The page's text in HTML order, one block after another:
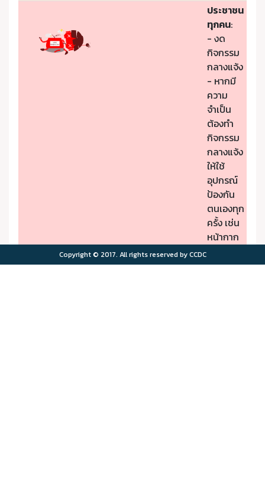
ประชาชน
ทุกคน:
- งด
กิจกรรม
กลางแจ้ง
- หากมี
ความ
จำเป็น
ต้องทำ
กิจกรรม
กลางแจ้ง
ให้ใช้
อุปกรณ์
ป้องกัน
ตนเองทุก
ครั้ง เช่น
หน้ากาก
PM2.5
Copyright © 2017. All rights reserved by CCDC